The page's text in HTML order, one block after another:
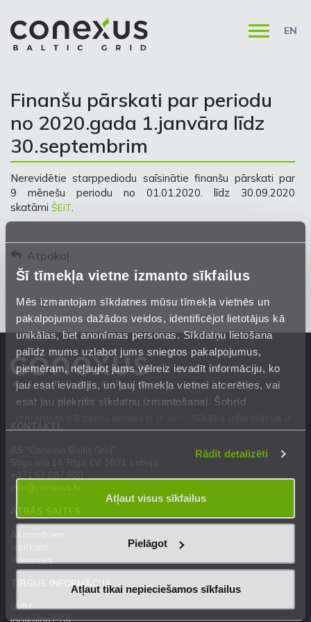
Šī tīmekļa vietne izmanto sīkfailus
Mēs izmantojam sīkdatnes mūsu tīmekļa vietnēs un
pakalpojumos dažādos veidos, identificējot lietotājus kā
unikālas, bet anonīmas personas. Sīkdatņu lietošana
palīdz mums uzlabot jums sniegtos pakalpojumus,
piemēram, neļaujot jums vēlreiz ievadīt informāciju, ko
jau esat ievadījis, un ļauj tīmekļa vietnei atcerēties, vai
esat jau piekritis sīkdatņu izmantošanai. Šobrīd
mūsuPrivātuma atrunā.
Rādīt detalizēti
Atļaut visus sīkfailus
Pielāgot
Atļaut tikai nepieciešamos sīkfailus
EN
Finanšu pārskati par periodu
no 2020.gada 1.janvāra līdz
30.septembrim
Nerevidētie starppediodu saīsinātie finanšu pārskati par
9 mēnešu periodu no 01.01.2020. līdz 30.09.2020
skatāmi ŠEIT.
Atpakaļ
KONTAKTI
Vakances
TIRGUS INFORMĀCIJA
UMM
Inčukalna PGK